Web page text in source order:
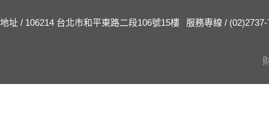
地址 / 106214 台北市和平東路二段106號15樓 服務專線 / (02)2737-